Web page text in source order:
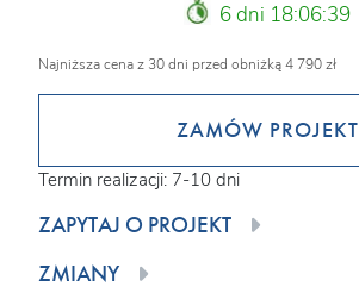
6 dni 18:06:37
Najniższa cena z 30 dni przed obniżką 4 790 zł
ZAMÓW PROJEKT
Termin realizacji: 7-10 dni
ZAPYTAJ O PROJEKT
ZMIANY